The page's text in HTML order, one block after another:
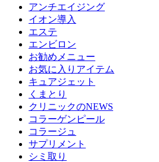
アンチエイジング
イオン導入
エステ
エンビロン
お勧めメニュー
お気に入りアイテム
キュアジェット
くまとり
クリニックのNEWS
コラーゲンピール
コラージュ
サプリメント
シミ取り